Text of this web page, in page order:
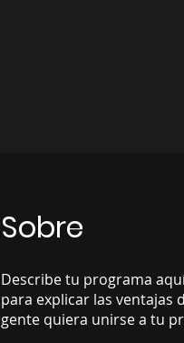
Sobre
Describe tu programa
para explicar las ventajas
gente quiera unirse a tu